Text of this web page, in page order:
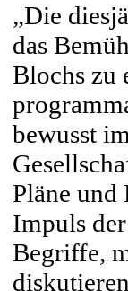
„Die
das
Blochs zu
bewusst
Pläne und
Impuls
Begriffe,